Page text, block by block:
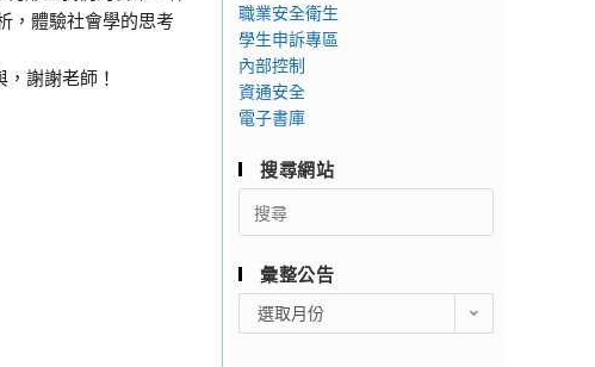
，體驗社會學的思考
謝謝老師！
職業安全衛生
學生申訴專區
內部控制
資通安全
電子書庫
搜尋網站
Search
for:
彙整公告
整
選取月份